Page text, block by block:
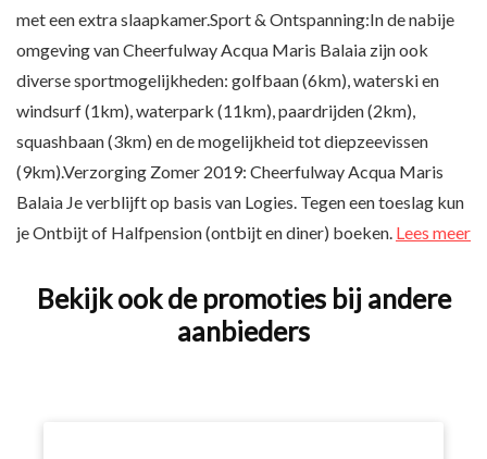
met een extra slaapkamer.Sport & Ontspanning:In de nabije
omgeving van Cheerfulway Acqua Maris Balaia zijn ook
diverse sportmogelijkheden: golfbaan (6km), waterski en
windsurf (1km), waterpark (11km), paardrijden (2km),
squashbaan (3km) en de mogelijkheid tot diepzeevissen
(9km).Verzorging Zomer 2019: Cheerfulway Acqua Maris
Balaia Je verblijft op basis van Logies. Tegen een toeslag kun
je Ontbijt of Halfpension (ontbijt en diner) boeken. Lees meer
Bekijk ook de promoties bij andere
aanbieders